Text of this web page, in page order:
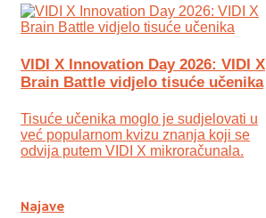
VIDI X Innovation Day 2026: VIDI X
Brain Battle vidjelo tisuće učenika
Tisuće učenika moglo je sudjelovati u
već popularnom kvizu znanja koji se
odvija putem VIDI X mikroračunala.
Najave